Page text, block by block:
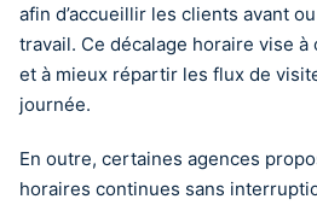
afin d’accueillir les clients avant
travail. Ce décalage horaire vise à
et à mieux répartir les flux de
journée.
En outre, certaines agences
horaires continues sans